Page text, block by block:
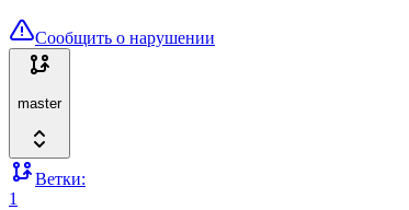
Сообщить о нарушении
master
Ветки:
1